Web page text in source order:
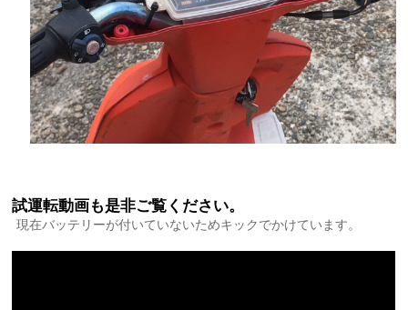
試運転動画も是非ご覧ください。
現在バッテリーが付いていないためキックでかけています。